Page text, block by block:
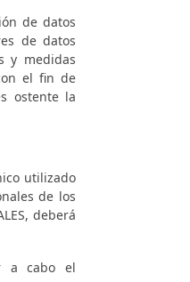
de datos
de datos
y medidas
el fin de
ostente la
utilizado
de los
deberá
a cabo el